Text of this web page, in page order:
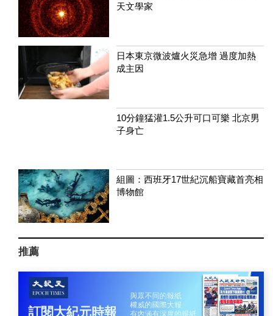
天文學家
日本東京微波爐火災急增 過度加熱
成主因
10分鐘猛灌1.5公升可口可樂 北京男
子身亡
組圖：西班牙17世紀沉船寶藏首亮相
博物館
推薦